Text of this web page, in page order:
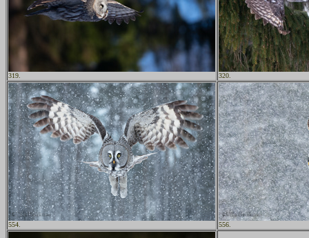
319. 320.
554. 556.